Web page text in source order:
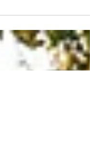
den rückwärtsgewandten Kurs
Wirkung den...